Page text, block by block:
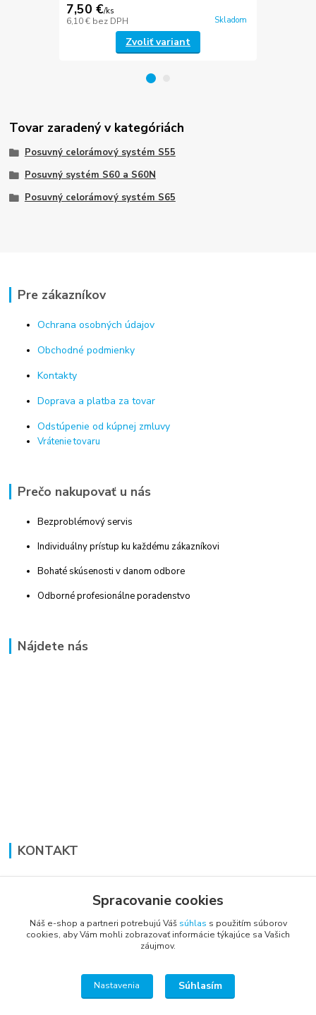
7,50 €/ks
6,10 € bez DPH Skladom
Zvoliť variant
Tovar zaradený v kategóriách
Posuvný celorámový systém S55
Posuvný systém S60 a S60N
Posuvný celorámový systém S65
Pre zákazníkov
Ochrana osobných údajov
Obchodné podmienky
Kontakty
Doprava a platba za tovar
Odstúpenie od kúpnej zmluvy
Vrátenie tovaru
Prečo nakupovať u nás
Bezproblémový servis
Individuálny prístup ku každému zákazníkovi
Bohaté skúsenosti v danom odbore
Odborné profesionálne poradenstvo
Nájdete nás
KONTAKT
+421 948 711 774
vsetkoprenabytok@gmail.com
Spracovanie cookies
Náš e-shop a partneri potrebujú Váš súhlas s použitím súborov
cookies, aby Vám mohli zobrazovať informácie týkajúce sa Vašich
záujmov.
Nastavenia Súhlasím